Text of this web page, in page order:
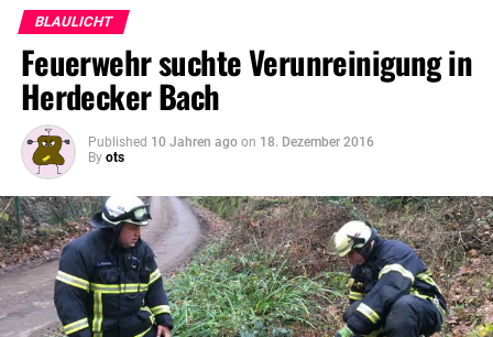
BLAULICHT
Feuerwehr suchte Verunreinigung in
Herdecker Bach
Published 10 Jahren ago on 18. Dezember 2016
By ots